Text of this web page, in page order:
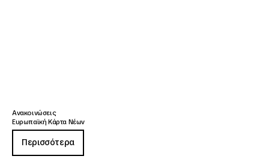
Ανακοινώσεις
Ευρωπαϊκή Κάρτα Νέων
Περισσότερα